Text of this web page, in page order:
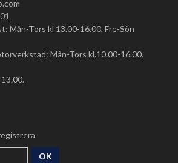
Mån-Tors kl 13.00-16.00, Fre-Sön
Mån-Tors kl.10.00-16.00.
OK